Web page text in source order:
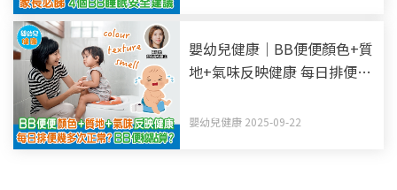
嬰幼兒健康｜BB便便顏色+質
地+氣味反映健康 每日排便幾
嬰幼兒健康 2025-09-22